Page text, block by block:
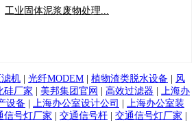
工业固体泥浆废物处理...
机 | 光纤MODEM | 植物渣类脱水设备 | 风
硅厂家 | 美邦集团官网 | 高效过滤器 |
上海办
设备 | 上海办公室设计公司 |
上海办公室装
信号灯厂家 | 交通信号杆 | 交通信号灯厂家 |